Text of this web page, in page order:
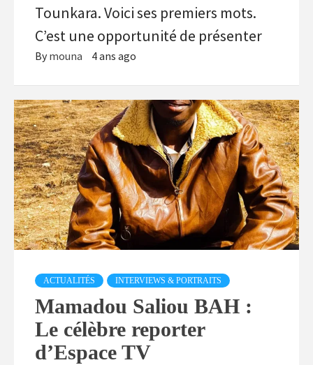
Tounkara. Voici ses premiers mots.
C’est une opportunité de présenter
By mouna 4 ans ago
ACTUALITÉS INTERVIEWS & PORTRAITS
Mamadou Saliou BAH :
Le célèbre reporter
d’Espace TV